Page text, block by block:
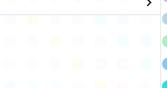
保護ぶりはかーちゃんには無かった(´-